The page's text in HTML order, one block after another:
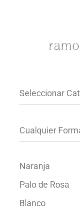
Naranja
Palo de Rosa
Blanco